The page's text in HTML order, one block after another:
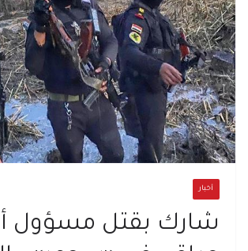
أخبار
شارك بقتل مسؤول